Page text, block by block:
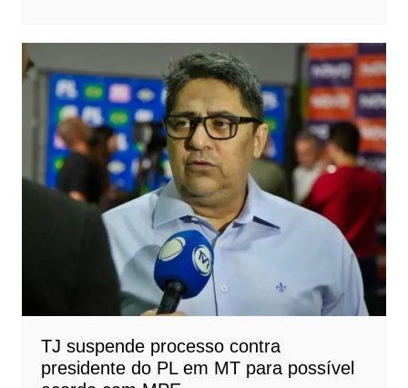
TJ suspende processo contra
presidente do PL em MT para possível